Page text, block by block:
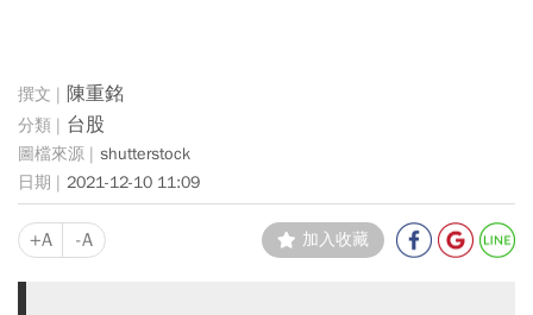
陳重銘
台股
shutterstock
2021-12-10 11:09
+A -A 加入收藏